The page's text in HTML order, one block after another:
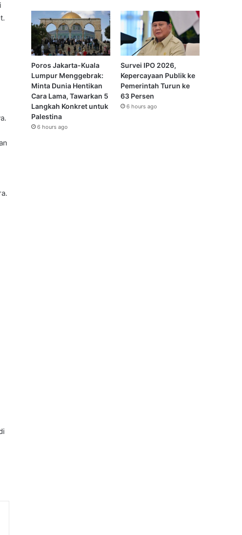
Poros Jakarta-Kuala
Lumpur Menggebrak:
Minta Dunia Hentikan
Cara Lama, Tawarkan 5
Langkah Konkret untuk
Palestina
6 hours ago
Survei IPO 2026,
Kepercayaan Publik ke
Pemerintah Turun ke
63 Persen
6 hours ago